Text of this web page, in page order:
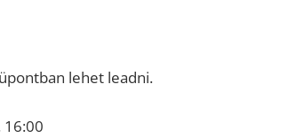
lehet leadni.